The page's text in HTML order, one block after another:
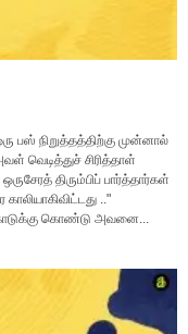
பஸ் நிறுத்தத்திற்கு முன்னால்
வெடித்துச் சிரித்தாள்
திரும்பிப் பார்த்தார்கள்
.."
கொண்டு அவனை...